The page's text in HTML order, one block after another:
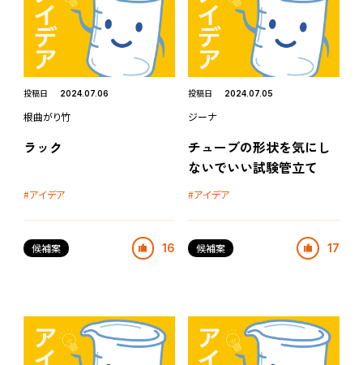
投稿日 2024.07.06
根曲がり竹
ラック
アイデア
候補案 16
投稿日 2024.07.05
ジーナ
チューブの形状を気にし
ないでいい試験管立て
アイデア
候補案 17